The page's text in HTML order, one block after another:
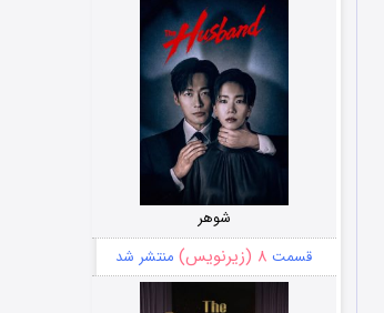
شوهر
قسمت ۸ (زیرنویس) منتشر شد